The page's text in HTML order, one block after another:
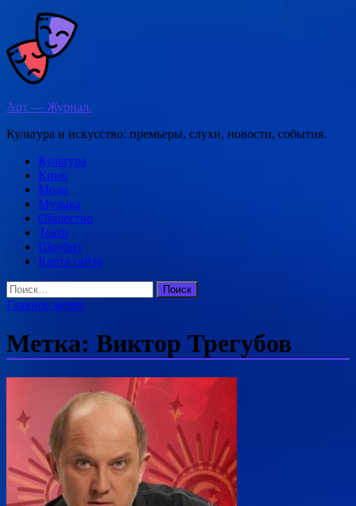
Перейти
содержимому
Арт — Журнал.
Культура и искусство: премьеры, слухи, новости, события.
Культура
Кино
Мода
Музыка
Общество
Театр
Шоубиз
Карта сайта
Найти:
Главное меню
Метка: Виктор Трегубов